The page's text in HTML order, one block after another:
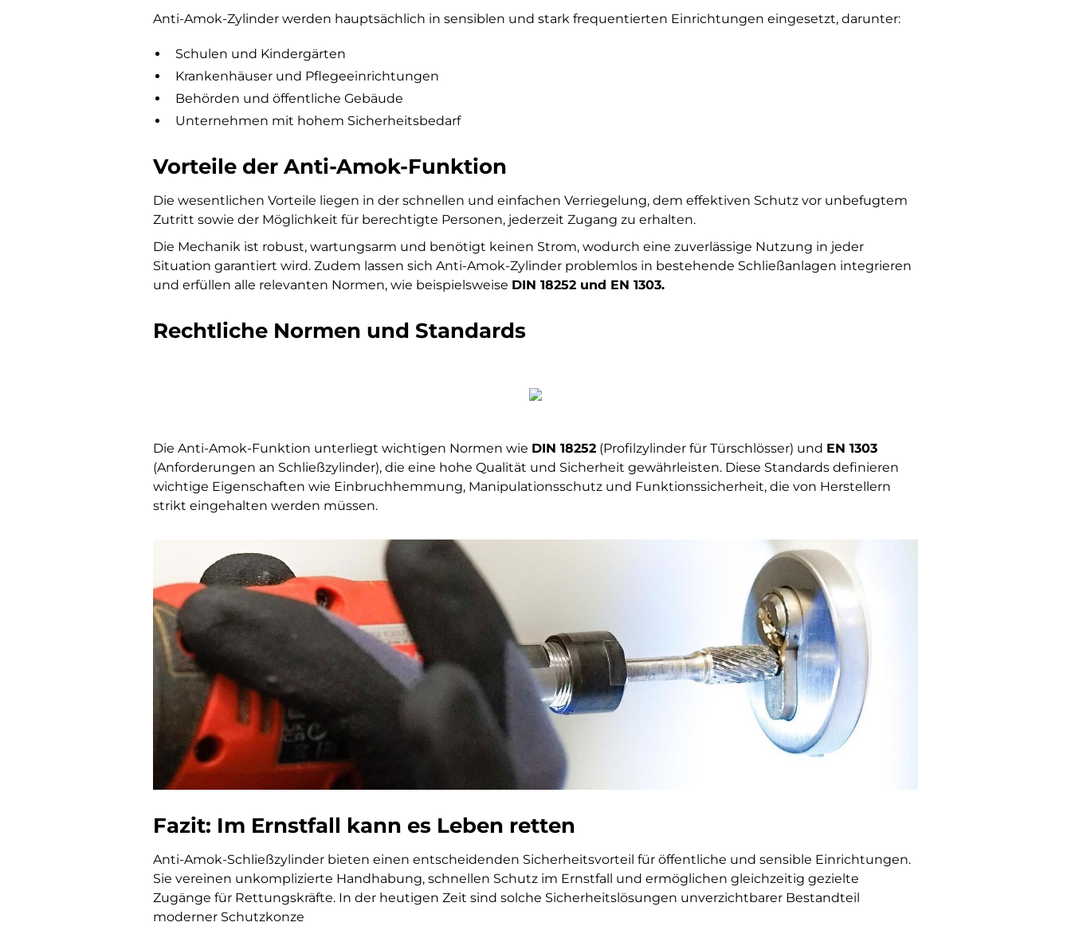
Anti-Amok-Zylinder werden hauptsächlich in sensiblen und stark frequentierten Einrichtungen eingesetzt, darunter:
Schulen und Kindergärten
Krankenhäuser und Pflegeeinrichtungen
Behörden und öffentliche Gebäude
Unternehmen mit hohem Sicherheitsbedarf
Vorteile der Anti-Amok-Funktion
Die wesentlichen Vorteile liegen in der schnellen und einfachen Verriegelung, dem effektiven Schutz vor unbefugtem
Zutritt sowie der Möglichkeit für berechtigte Personen, jederzeit Zugang zu erhalten.
Die Mechanik ist robust, wartungsarm und benötigt keinen Strom, wodurch eine zuverlässige Nutzung in jeder
Situation garantiert wird. Zudem lassen sich Anti-Amok-Zylinder problemlos in bestehende Schließanlagen integrieren
und erfüllen alle relevanten Normen, wie beispielsweise DIN 18252 und EN 1303.
Rechtliche Normen und Standards
Die Anti-Amok-Funktion unterliegt wichtigen Normen wie DIN 18252 (Profilzylinder für Türschlösser) und EN 1303
(Anforderungen an Schließzylinder), die eine hohe Qualität und Sicherheit gewährleisten. Diese Standards definieren
wichtige Eigenschaften wie Einbruchhemmung, Manipulationsschutz und Funktionssicherheit, die von Herstellern
strikt eingehalten werden müssen.
Fazit: Im Ernstfall kann es Leben retten
Anti-Amok-Schließzylinder bieten einen entscheidenden Sicherheitsvorteil für öffentliche und sensible Einrichtungen.
Sie vereinen unkomplizierte Handhabung, schnellen Schutz im Ernstfall und ermöglichen gleichzeitig gezielte
Zugänge für Rettungskräfte. In der heutigen Zeit sind solche Sicherheitslösungen unverzichtbarer Bestandteil
moderner Schutzkonze